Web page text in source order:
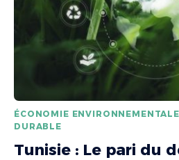
ÉCONOMIE
DURABLE
Tunisie : Le pari du